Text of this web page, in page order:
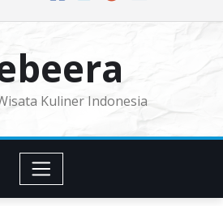
Kuliner Indonesia